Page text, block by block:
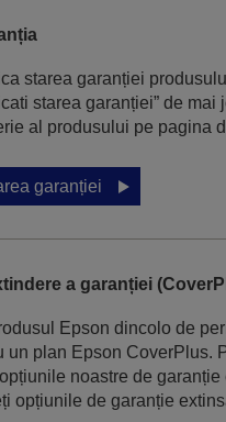
starea garanției
starea garanției” de mai
al produsului pe pagina
garanției
a garanției
Epson dincolo de
un plan Epson CoverPlus.
noastre de garanție
opțiunile de garanție